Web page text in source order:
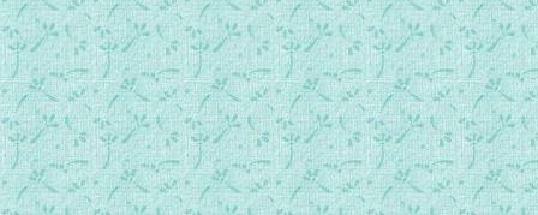
076八、圣婴耶稣诞生2.mp3
077九、牧羊人朝拜圣婴，热诚人拜访马槽1.mp3
078九、牧羊人朝拜圣婴、热诚人拜访马槽2.mp3
079十、割损礼.mp3
080十一、三王首途去伯利恒1.mp3